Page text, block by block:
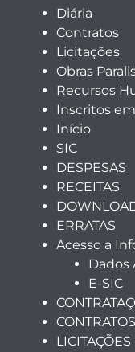
Diária
Contratos
Licitações
Obras
Recursos
Inscritos
Início
SIC
DESPESAS
RECEITAS
ERRATAS
Acesso a
Dados
E-SIC
CONTRATOS
LICITAÇÕES